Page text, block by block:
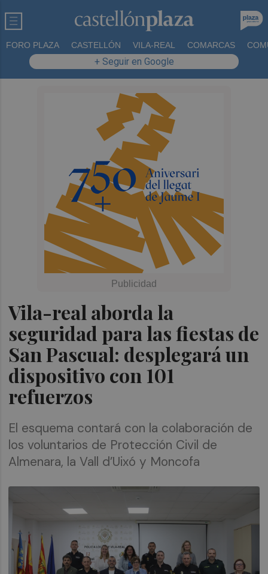
FORO PLAZA CASTELLÓN VILA-REAL COMARCAS
+ Seguir en Google
Vila-real aborda la
seguridad para las fiestas de
San Pascual: desplegará un
dispositivo con 101
refuerzos
El esquema contará con la colaboración de
los voluntarios de Protección Civil de
Almenara, la Vall d’Uixó y Moncofa